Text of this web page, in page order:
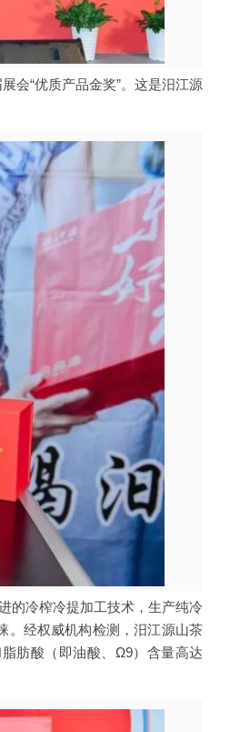
会“优质产品金奖”。这是汨江源
的冷榨冷提加工技术，生产纯冷
。经权威机构检测，汨江源山茶
肪酸（即油酸、Ω9）含量高达